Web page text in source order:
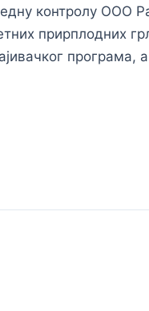
контролу ООО
прирплодних
програма,